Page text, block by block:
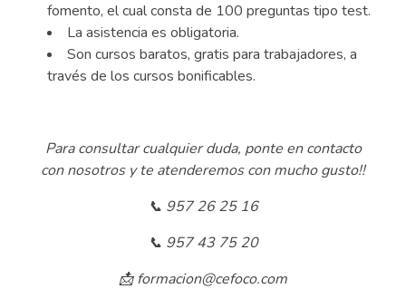
fomento, el cual consta de 100 preguntas tipo test.
La asistencia es obligatoria.
Son cursos baratos, gratis para trabajadores, a
través de los cursos bonificables.
Para consultar cualquier duda, ponte en contacto
con nosotros y te atenderemos con mucho gusto!!
📞 957 26 25 16
📞 957 43 75 20
📩 formacion@cefoco.com